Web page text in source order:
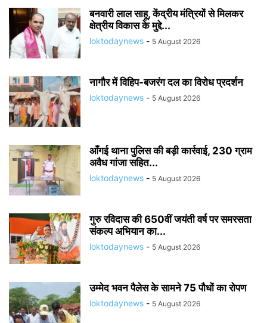
बनवारी लाल साहू, केंद्रीय मंत्रियों से मिलकर
क्षेत्रीय विकास के मुद्दे...
loktodaynews - 5 August 2026
नागौर में विहिप-बजरंग दल का विरोध प्रदर्शन
loktodaynews - 5 August 2026
आँगई थाना पुलिस की बड़ी कार्रवाई, 230 ग्राम
अवैध गांजा सहित...
loktodaynews - 5 August 2026
गुरु रविदास की 650वीं जयंती वर्ष पर समरसता
संकल्प अभियान का...
loktodaynews - 5 August 2026
उम्मेद भवन पैलेस के सामने 75 पौधों का रोपण
loktodaynews - 5 August 2026